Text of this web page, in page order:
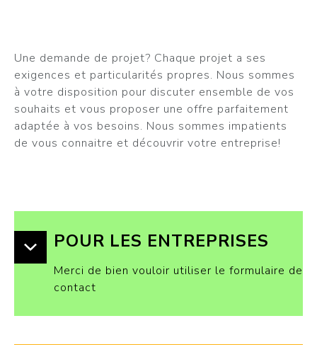
Une demande de projet? Chaque projet a ses
exigences et particularités propres. Nous sommes
à votre disposition pour discuter ensemble de vos
souhaits et vous proposer une offre parfaitement
adaptée à vos besoins. Nous sommes impatients
de vous connaitre et découvrir votre entreprise!
POUR LES ENTREPRISES
Merci de bien vouloir utiliser le formulaire de
contact